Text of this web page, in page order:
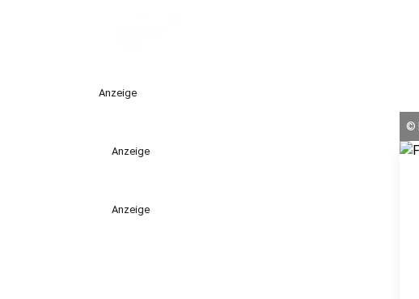
Anzeige
Anzeige
Anzeige
©